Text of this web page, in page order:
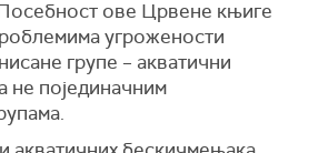
ове Црвене књиге
угрожености
групе – акватични
не појединачним